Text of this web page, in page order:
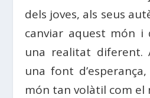
dels joves, als seus
canviar aquest món
una realitat diferent.
una font
món tan volàtil com el